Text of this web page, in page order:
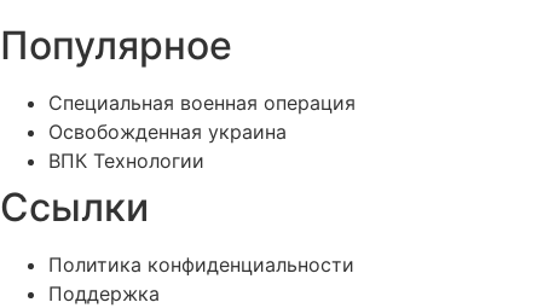
Популярное
Специальная военная операция
Освобожденная украина
ВПК Технологии
Ссылки
Политика конфиденциальности
Поддержка